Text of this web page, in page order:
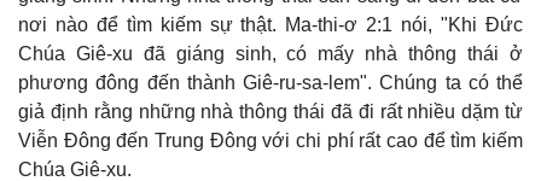
nơi nào để tìm kiếm sự thật. Ma-thi-ơ 2:1 nói, "Khi Đức
Chúa Giê-xu đã giáng sinh, có mấy nhà thông thái ở
phương đông đến thành Giê-ru-sa-lem". Chúng ta có thể
giả định rằng những nhà thông thái đã đi rất nhiều dặm từ
Viễn Đông đến Trung Đông với chi phí rất cao để tìm kiếm
Chúa Giê-xu.